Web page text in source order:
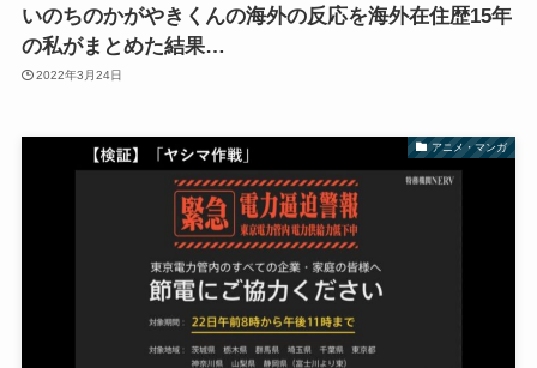
いのちのかがやきくんの海外の反応を海外在住歴15年
の私がまとめた結果…
2022年3月24日
アニメ・マンガ